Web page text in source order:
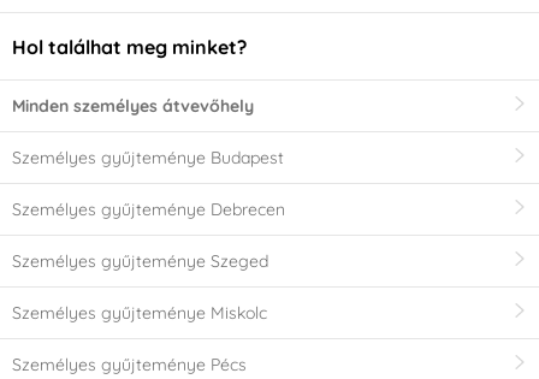
Hol találhat meg minket?
Minden személyes átvevőhely
Személyes gyűjteménye Budapest
Személyes gyűjteménye Debrecen
Személyes gyűjteménye Szeged
Személyes gyűjteménye Miskolc
Személyes gyűjteménye Pécs